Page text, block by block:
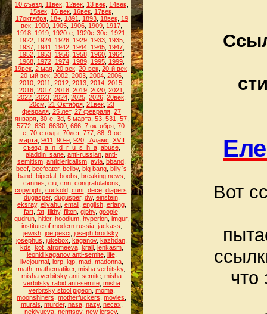
10 съезд 11век 12век 13 век 14век
15век 16 век 16век 17век
17октября, 18+, 1891 1893, 18век, 19
век 1900 1905 1906 1909 1917
1918, 1919, 1920-е, 1920е-30е, 1921
1922, 1924, 1926, 1929, 1933, 1935,
1937, 1941 1942, 1944, 1945, 1947,
1952, 1953, 1956, 1958, 1960, 1964,
1968, 1972, 1974, 1989, 1995, 1999,
19век 2 мая 20 век 20-век 20-й век
20-ый век, 2002, 2003, 2004, 2006,
2010 2011 2012 2013 2014 2015
2016, 2017, 2018, 2019, 2020, 2021
2022 2023 2024 2025 2026 20век
20см 21 Октября, 21век, 23
февраля 25 лет, 27 февраля 27
января, 30-е, 3d, 5 марта, 53, 531 57,
5772, 630, 66300, 666, 7 октября, 70-
е, 70-е годы, 70лет, 777, 88, 9-ое
марта, 9/11 90-е, 920, :Адамс XVII
съезд, a_n_d_r_u_s_h_a, abuse,
aladdin_sane anti-russian anti-
semitism anticlericalism avla bband
beef beefeater, beilby, big bang billy`s
band bipedal boobs breaking news
cannes ciu, cnn, congratulations
copyright, cuckold, cunt, dece, diapers
dugasper, dugusper, dw, einstein,
eksray, eliyahu, email, english, erlang,
fart, fat, filthy, filton, giphy, google,
gudrun hitler, hoodlum hyperion imgur,
institute of modern russia, jackass
jewish joe pesci joseph brodsky,
josephus jukebox kaganov, kazhdan
kds kot_afromeeva, krall, lenkasm,
leonid kaganov anti-semite, life,
livejournal, lorp, lqp, mad, madonna,
math mathematiker, misha verbitsky,
misha verbitsky anti-semite misha
verbitsky rabid anti-semite, misha
verbitsky stool pigeon, moma,
moonshiners motherfuckers movies
murals murder, nasa, nazy, necax
neklyueva nemtsov, new jersey,
Вот